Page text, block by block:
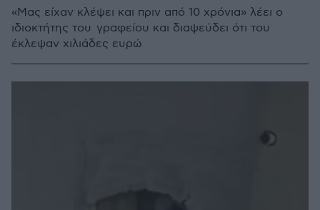
«Μας είχαν κλέψει και πριν από 10 χρόνια» λέει ο
ιδιοκτήτης του γραφείου και διαψεύδει ότι του
έκλεψαν χιλιάδες ευρώ